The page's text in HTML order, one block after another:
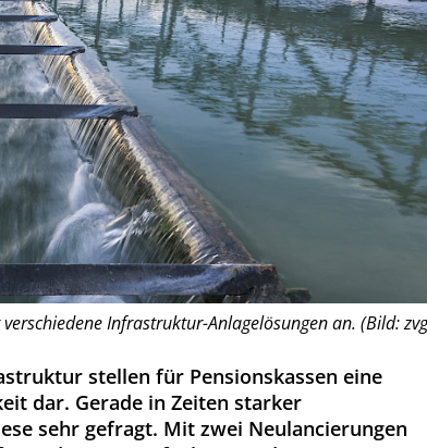
Infrastruktur-Anlagelösungen an. (Bild:
stellen für Pensionskassen eine
dar. Gerade in Zeiten starker
sehr gefragt. Mit zwei Neulancierungen